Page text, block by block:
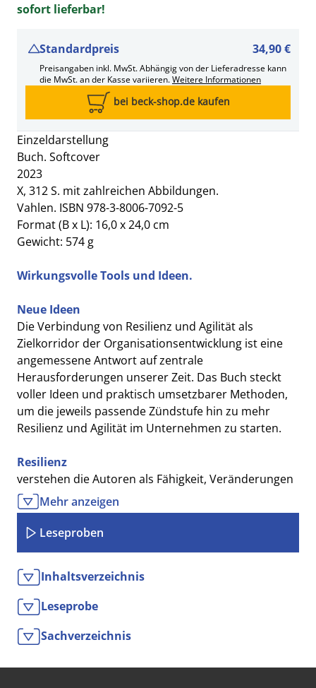
Einzeldarstellung
Buch. Softcover
2023
X, 312 S. mit zahlreichen Abbildungen.
Vahlen. ISBN 978-3-8006-7092-5
Format (B x L): 16,0 x 24,0 cm
Gewicht: 574 g
Wirkungsvolle Tools und Ideen.
Neue Ideen
Die Verbindung von Resilienz und Agilität als
Zielkorridor der Organisationsentwicklung ist eine
angemessene Antwort auf zentrale
Herausforderungen unserer Zeit. Das Buch steckt
voller Ideen und praktisch umsetzbarer Methoden,
um die jeweils passende Zündstufe hin zu mehr
Resilienz und Agilität im Unternehmen zu starten.
Resilienz
verstehen die Autoren als Fähigkeit, Veränderungen
und plötzliche Störungen zu antizipieren, zügig und
robust darauf zu reagieren und sich fortwährend
anzupassen. Agilität eröffnet viele vorteilhafte
Mehr anzeigen
sofort lieferbar!
Standardpreis 34,90 €
Preisangaben inkl. MwSt. Abhängig von der Lieferadresse kann
die MwSt. an der Kasse variieren.Weitere Informationen
bei beck-shop.de kaufen
Leseproben
Inhaltsverzeichnis
Leseprobe
Sachverzeichnis